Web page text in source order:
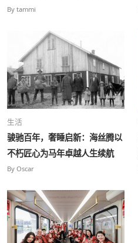
伦萨小镇以光影启幕2026
By tammi
生活
骏驰百年，奢睡启新：海丝腾以
不朽匠心为马年卓越人生续航
By Oscar